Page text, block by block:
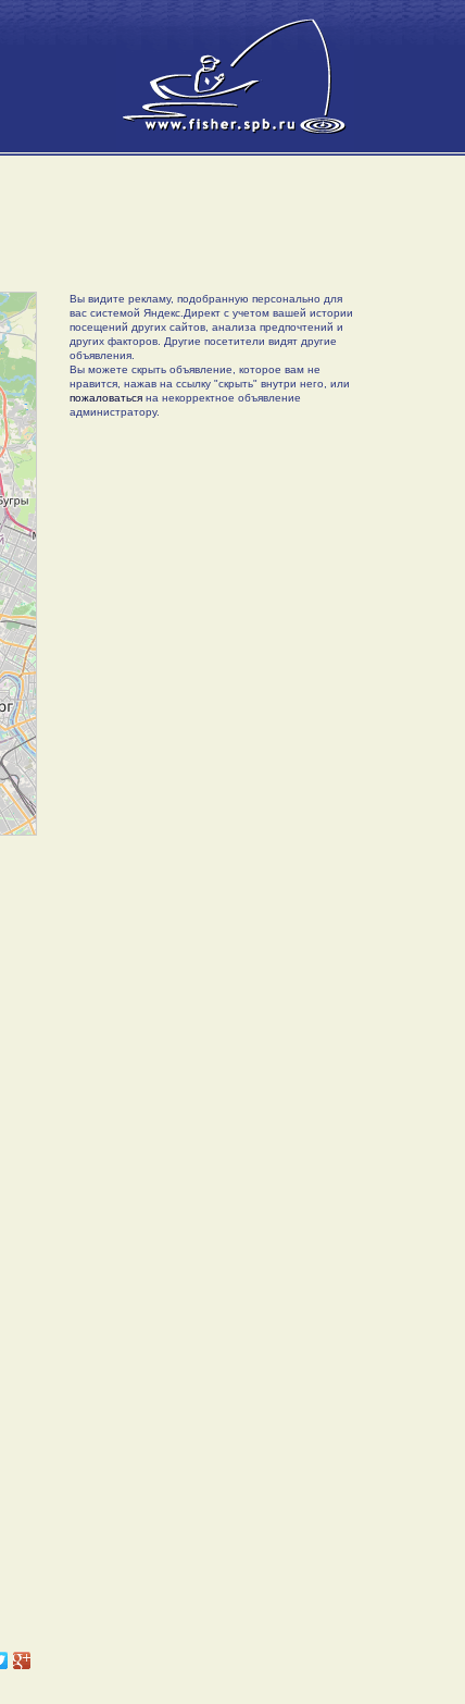
Вы видите рекламу, подобранную персонально для
вас системой Яндекс.Директ с учетом вашей истории
посещений других сайтов, анализа предпочтений и
других факторов. Другие посетители видят другие
объявления.
Вы можете скрыть объявление, которое вам не
нравится, нажав на ссылку "скрыть" внутри него, или
пожаловатьсяна некорректное объявление
администратору.